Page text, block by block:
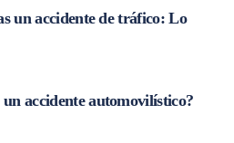
un accidente de tráfico: Lo
un accidente automovilístico?